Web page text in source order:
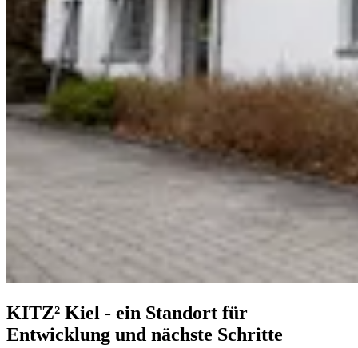
KITZ² Kiel - ein Standort für
Entwicklung und nächste Schritte